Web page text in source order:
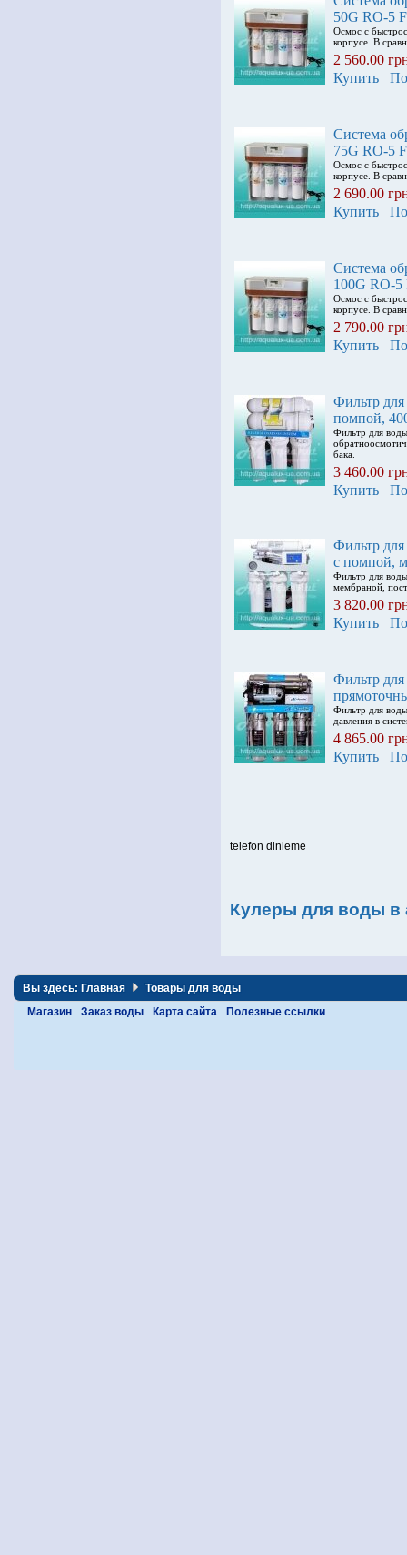
50G RO-5
Осмос с
корпусе. В
2 560.00
Купить
Система
75G RO-5
Осмос с
корпусе. В
2 690.00
Купить
Система
100G RO-5
Осмос с
корпусе. В
2 790.00
Купить
Фильтр
помпой,
Фильтр для
бака.
3 460.00
Купить
Фильтр
c помпой,
Фильтр для
мембраной,
3 820.00
Купить
Фильтр
Фильтр для
давления в
4 865.00
Купить
telefon dinleme
Кулеры для воды в
Вы здесь: Главная
Товары для воды
Магазин
Заказ воды Карта сайта Полезные ссылки